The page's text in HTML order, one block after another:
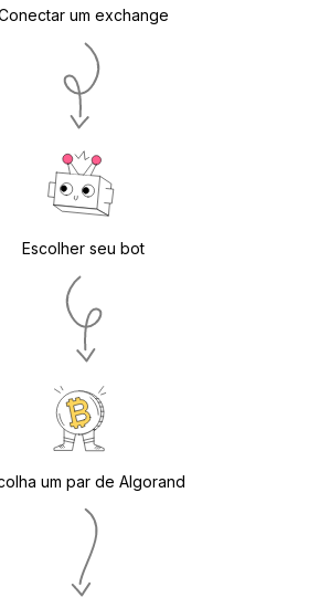
um exchange
Escolher seu bot
um par de Algorand